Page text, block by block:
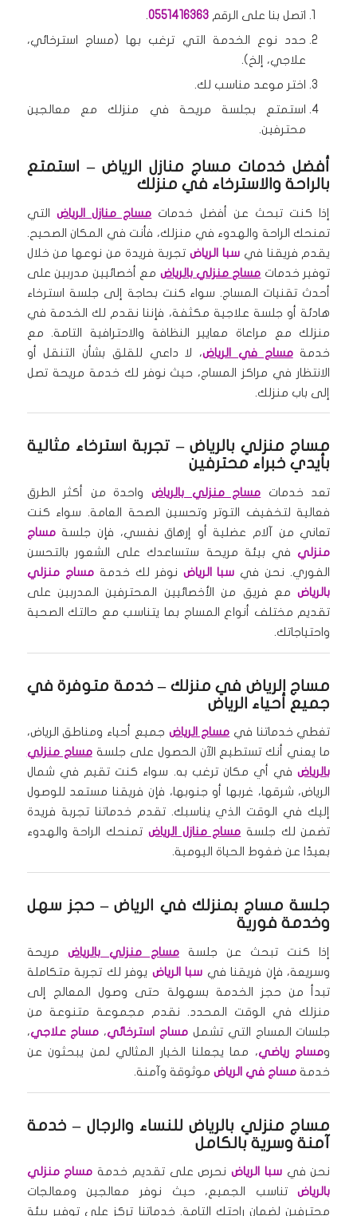
اتصل بنا على الرقم 0551416363
.
حدد نوع الخدمة التي ترغب بها (مساج استرخائي،
علاجي، إلخ).
اختر موعد مناسب لك.
استمتع بجلسة مريحة في منزلك مع معالجين
محترفين.
أفضل خدمات مساج منازل الرياض – استمتع
بالراحة والاسترخاء في منزلك
إذا كنت تبحث عن أفضل خدمات مساج منازل الرياض التي
تمنحك الراحة والهدوء في منزلك، فأنت في المكان الصحيح.
يقدم فريقنا فيسبا الرياض تجربة فريدة من نوعها من خلال
توفير خدمات مساج منزلي بالرياض مع أخصائيين مدربين على
أحدث تقنيات المساج. سواء كنت بحاجة إلى جلسة استرخاء
هادئة أو جلسة علاجية مكثفة، فإننا نقدم لك الخدمة في
منزلك مع مراعاة معايير النظافة والاحترافية التامة. مع
خدمةمساج في الرياض، لا داعي للقلق بشأن التنقل أو
الانتظار في مراكز المساج، حيث نوفر لك خدمة مريحة تصل
إلى باب منزلك.
مساج منزلي بالرياض – تجربة استرخاء مثالية
بأيدي خبراء محترفين
تعد خدمات مساج منزلي بالرياضواحدة من أكثر الطرق
فعالية لتخفيف التوتر وتحسين الصحة العامة. سواء كنت
تعاني من آلام عضلية أو إرهاق نفسي، فإن جلسةمساج
منزليفي بيئة مريحة ستساعدك على الشعور بالتحسن
الفوري. نحن في سبا الرياض نوفر لك خدمةمساج منزلي
بالرياضمع فريق من الأخصائيين المحترفين المدربين على
تقديم مختلف أنواع المساج بما يتناسب مع حالتك الصحية
واحتياجاتك.
مساج الرياض في منزلك – خدمة متوفرة في
جميع أحياء الرياض
تغطي خدماتنا في مساج الرياض جميع أحياء ومناطق الرياض،
ما يعني أنك تستطيع الآن الحصول على جلسةمساج منزلي
بالرياضفي أي مكان ترغب به. سواء كنت تقيم في شمال
الرياض، شرقها، غربها أو جنوبها، فإن فريقنا مستعد للوصول
إليك في الوقت الذي يناسبك. تقدم خدماتنا تجربة فريدة
تضمن لك جلسة مساج منازل الرياض تمنحك الراحة والهدوء
بعيدًا عن ضغوط الحياة اليومية.
جلسة مساج بمنزلك في الرياض– حجز سهل
وخدمة فورية
إذا كنت تبحث عن جلسةمساج منزلي بالرياض مريحة
وسريعة، فإن فريقنا في سبا الرياض يوفر لك تجربة متكاملة
تبدأ من حجز الخدمة بسهولة حتى وصول المعالج إلى
منزلك في الوقت المحدد. نقدم مجموعة متنوعة من
جلسات المساج التي تشمل مساج استرخائي، مساج علاجي،
ومساج رياضي، مما يجعلنا الخيار المثالي لمن يبحثون عن
خدمة مساج في الرياضموثوقة وآمنة.
مساج منزلي بالرياض للنساء والرجال – خدمة
آمنة وسرية بالكامل
نحن فيسبا الرياضنحرص على تقديم خدمة مساج منزلي
بالرياضتناسب الجميع، حيث نوفر معالجين ومعالجات
محترفين لضمان راحتك التامة. خدماتنا تركز على توفير بيئة